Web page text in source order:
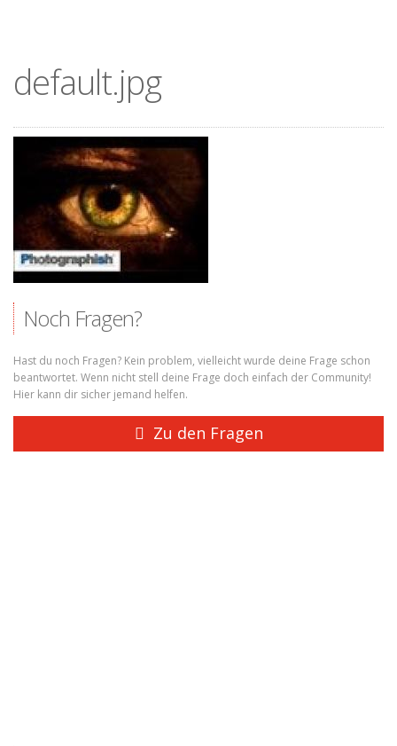
default.jpg
Noch Fragen?
Hast du noch Fragen? Kein problem, vielleicht wurde deine Frage schon
beantwortet. Wenn nicht stell deine Frage doch einfach der Community!
Hier kann dir sicher jemand helfen.
Zu den Fragen